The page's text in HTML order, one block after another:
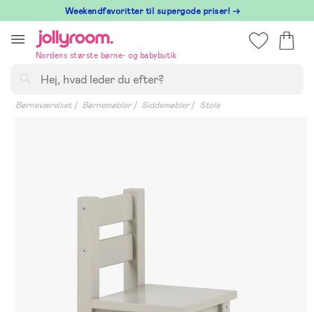
till
innehållet
⁠ Weekendfavoritter til supergode priser! →
Nordens største børne- og babybutik
Børneværelset Børnemøbler Siddemøbler Stole